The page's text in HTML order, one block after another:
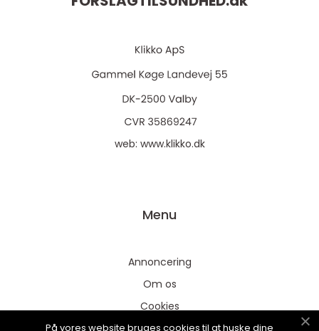
web: www.klikko.dk
Menu
Annoncering
Om os
Cookies
Kontakt os
På vores website bruges cookies til at huske dine